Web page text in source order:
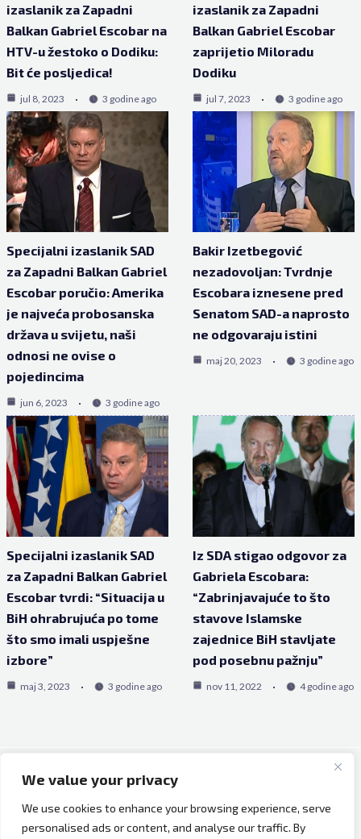
We value your privacy
We use cookies to enhance your browsing experience, serve
personalised ads or content, and analyse our traffic. By
izaslanik za Zapadni
Balkan Gabriel Escobar na
HTV-u žestoko o Dodiku:
Bit će posljedica!
jul 8, 2023 3 godine ago
izaslanik za Zapadni
Balkan Gabriel Escobar
zaprijetio Miloradu
Dodiku
jul 7, 2023 3 godine ago
Specijalni izaslanik SAD
za Zapadni Balkan Gabriel
Escobar poručio: Amerika
je najveća probosanska
država u svijetu, naši
odnosi ne ovise o
pojedincima
jun 6, 2023 3 godine ago
Bakir Izetbegović
nezadovoljan: Tvrdnje
Escobara iznesene pred
Senatom SAD-a naprosto
ne odgovaraju istini
maj 20, 2023 3 godine ago
Specijalni izaslanik SAD
za Zapadni Balkan Gabriel
Escobar tvrdi: “Situacija u
BiH ohrabrujuća po tome
što smo imali uspješne
izbore”
maj 3, 2023 3 godine ago
Iz SDA stigao odgovor za
Gabriela Escobara:
“Zabrinjavajuće to što
stavove Islamske
zajednice BiH stavljate
pod posebnu pažnju”
nov 11, 2022 4 godine ago
Copyright © 2026 Bh Dijaspora.
O nama
Marketing